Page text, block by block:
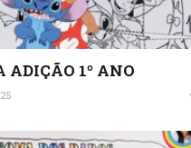
ADIÇÃO 1º ANO